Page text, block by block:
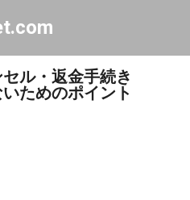
コンテンツに移動
ル・返金手続き
ためのポイント